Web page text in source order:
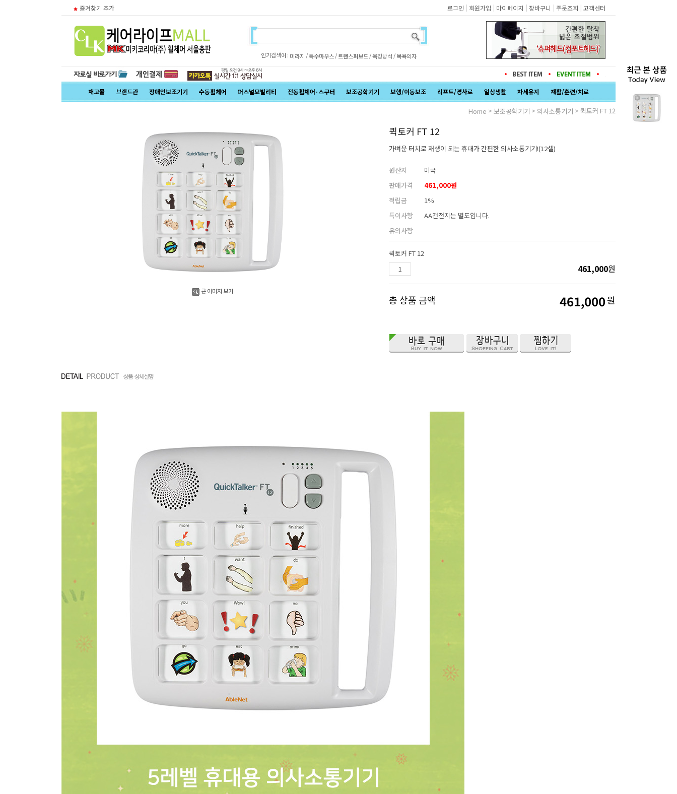
즐겨찾기 추가 로그인 | 회원가입 | 마이페이지 | 장바구니 | 주문조회 | 고객센터
인기검색어 : 미라지 /특수마우스/트랜스퍼보드 /욕창방석 /목욕의자
재고몰 브랜드관 장애인보조기기 수동휠체어 퍼스널모빌리티 전동휠체어·스쿠터 보조공학기기 보행/이동보조 리프트/경사로 일상생활 자세유지 재활/훈련/치료
Home > 보조공학기기 > 의사소통기기 > 퀵토커 FT 12
큰 이미지 보기
퀵토커 FT 12
가벼운 터치로 재생이 되는 휴대가 간편한 의사소통기기!(12셀)
원산지
미국
판매가격
461,000원
적립금
1%
특이사항
AA건전지는 별도입니다.
유의사항
퀵토커 FT 12
461,000원
총 상품 금액 461,000원